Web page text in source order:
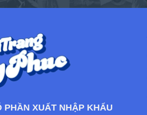
PHẦN XUẤT NHẬP KHẨU